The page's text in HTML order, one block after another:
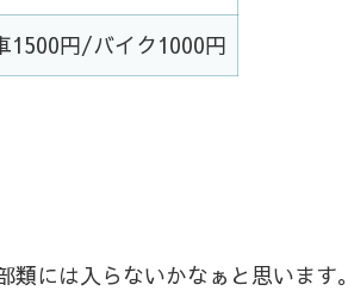
1500円/バイク1000円
には入らないかなぁと思います。